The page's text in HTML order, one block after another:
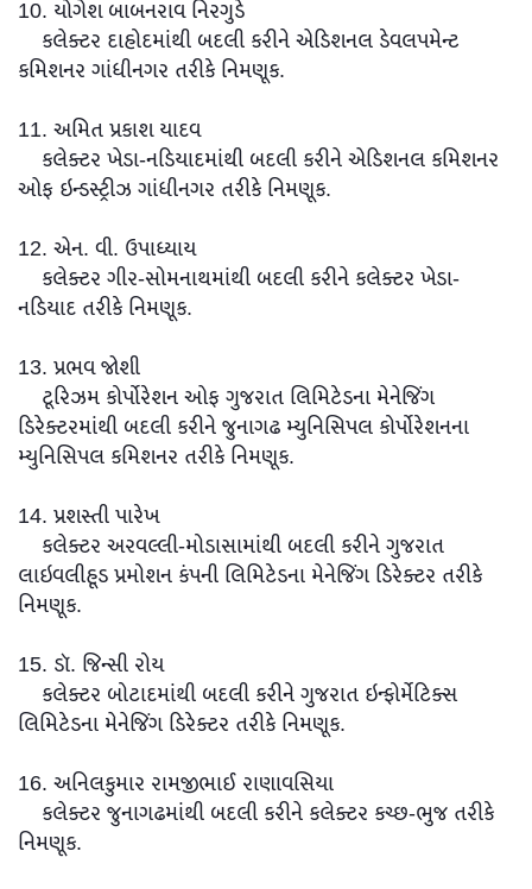
10. યોગેશ બાબનરાવ નિરગુડે
કલેક્ટર દાહોદમાંથી બદલી કરીને એડિશનલ ડેવલપમેન્ટ
કમિશનર ગાંધીનગર તરીકે નિમણૂક.
11. અમિત પ્રકાશ યાદવ
કલેક્ટર ખેડા-નડિયાદમાંથી બદલી કરીને એડિશનલ કમિશનર
ઓફ ઇન્ડસ્ટ્રીઝ ગાંધીનગર તરીકે નિમણૂક.
12. એન. વી. ઉપાધ્યાય
કલેક્ટર ગીર-સોમનાથમાંથી બદલી કરીને કલેક્ટર ખેડા-
નડિયાદ તરીકે નિમણૂક.
13. પ્રભવ જોશી
ટૂરિઝમ કોર્પોરેશન ઓફ ગુજરાત લિમિટેડના મેનેજિંગ
ડિરેક્ટરમાંથી બદલી કરીને જુનાગઢ મ્યુનિસિપલ કોર્પોરેશનના
મ્યુનિસિપલ કમિશનર તરીકે નિમણૂક.
14. પ્રશસ્તી પારેખ
કલેક્ટર અરવલ્લી-મોડાસામાંથી બદલી કરીને ગુજરાત
લાઇવલીહૂડ પ્રમોશન કંપની લિમિટેડના મેનેજિંગ ડિરેક્ટર તરીકે
નિમણૂક.
15. ડૉ. જિન્સી રોય
કલેક્ટર બોટાદમાંથી બદલી કરીને ગુજરાત ઇન્ફોર્મેટિક્સ
લિમિટેડના મેનેજિંગ ડિરેક્ટર તરીકે નિમણૂક.
16. અનિલકુમાર રામજીભાઈ રાણાવસિયા
કલેક્ટર જુનાગઢમાંથી બદલી કરીને કલેક્ટર કચ્છ-ભુજ તરીકે
નિમણૂક.